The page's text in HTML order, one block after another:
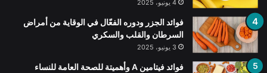
4 يونيو، 2025
فوائد الجزر ودوره الفعّال في الوقاية من أمراض
السرطان والقلب والسكري
3 يونيو، 2025
فوائد فيتامين A وأهميتة للصحة العامة للنساء